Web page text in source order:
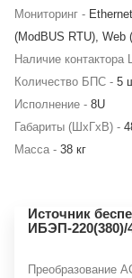
Мониторинг -
(ModBUS RTU), Web
Наличие контактора
Количество БПС - 5
Исполнение - 8U
Габариты (ШхГхВ) -
Масса - 38 кг
Источник
ИБЭП-220(380)/
Преобразование